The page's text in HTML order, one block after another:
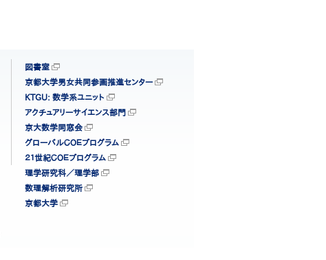
図書室
京都大学男女共同参画推進センター
KTGU: 数学系ユニット
アクチュアリーサイエンス部門
京大数学同窓会
グローバルＣＯＥプログラム
２１世紀ＣＯＥプログラム
理学研究科／理学部
数理解析研究所
京都大学